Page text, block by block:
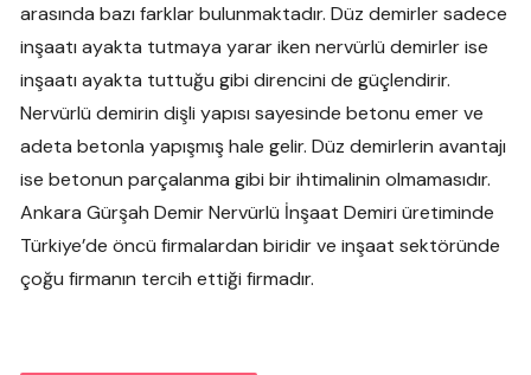
arasında bazı farklar bulunmaktadır. Düz demirler sadece
inşaatı ayakta tutmaya yarar iken nervürlü demirler ise
inşaatı ayakta tuttuğu gibi direncini de güçlendirir.
Nervürlü demirin dişli yapısı sayesinde betonu emer ve
adeta betonla yapışmış hale gelir. Düz demirlerin avantajı
ise betonun parçalanma gibi bir ihtimalinin olmamasıdır.
Ankara Gürşah Demir Nervürlü İnşaat Demiri üretiminde
Türkiye’de öncü firmalardan biridir ve inşaat sektöründe
çoğu firmanın tercih ettiği firmadır.